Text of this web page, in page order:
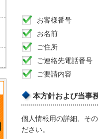
お客様番号
お名前
ご住所
ご連絡先電話番号
ご要請内容
本方針および当事
個人情報用の詳細、そ
ださい。